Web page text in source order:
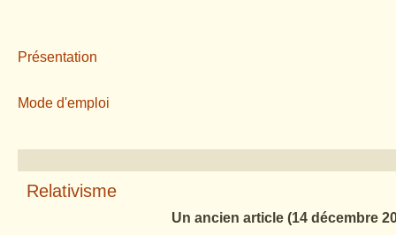
Présentation
Mode d'emploi
Relativisme
Un ancien article (14 décembre